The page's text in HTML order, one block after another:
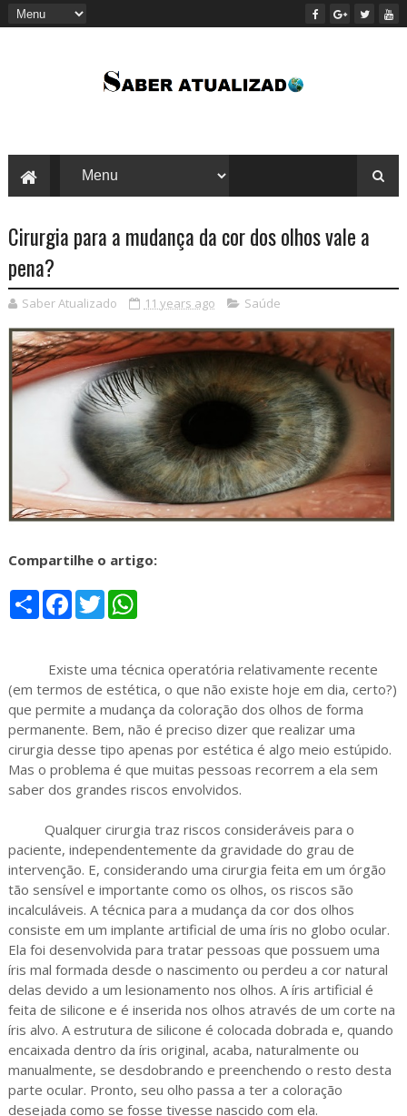
Cirurgia para a mudança da cor dos olhos vale a
pena?
Saber Atualizado 11 years ago Saúde
Compartilhe o artigo:
S
h
F
a
o
o
k
T
w
e
r
W
h
A
p
p
Existe uma técnica operatória relativamente recente
(em termos de estética, o que não existe hoje em dia, certo?)
que permite a mudança da coloração dos olhos de forma
permanente. Bem, não é preciso dizer que realizar uma
cirurgia desse tipo apenas por estética é algo meio estúpido.
Mas o problema é que muitas pessoas recorrem a ela sem
saber dos grandes riscos envolvidos.
Qualquer cirurgia traz riscos consideráveis para o
paciente, independentemente da gravidade do grau de
intervenção. E, considerando uma cirurgia feita em um órgão
tão sensível e importante como os olhos, os riscos são
incalculáveis. A técnica para a mudança da cor dos olhos
consiste em um implante artificial de uma íris no globo ocular.
Ela foi desenvolvida para tratar pessoas que possuem uma
íris mal formada desde o nascimento ou perdeu a cor natural
delas devido a um lesionamento nos olhos. A íris artificial é
feita de silicone e é inserida nos olhos através de um corte na
íris alvo. A estrutura de silicone é colocada dobrada e, quando
encaixada dentro da íris original, acaba, naturalmente ou
manualmente, se desdobrando e preenchendo o resto desta
parte ocular. Pronto, seu olho passa a ter a coloração
desejada como se fosse tivesse nascido com ela.